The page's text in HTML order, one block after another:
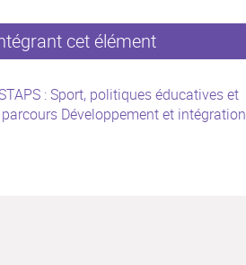
cet élément
: Sport, politiques éducatives et
Développement et intégration